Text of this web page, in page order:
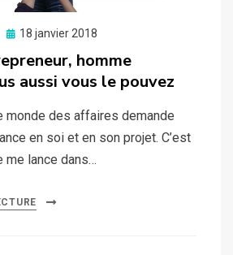
Posted
18 janvier 2018
homme
aussi vous le pouvez
monde des affaires demande
en soi et en son projet. C’est
me lance dans…